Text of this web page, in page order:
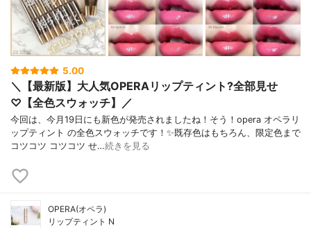
5.00
＼【最新版】大人気OPERAリップティント?全部見せ
♡【全色スウォッチ】／
今回は、今月19日にも新色が発売されましたね！そう！opera オペラリ
ップティント の全色スウォッチです！✨既存色はもちろん、限定色まで
コツコツ コツコツ せ…続きを見る
OPERA(オペラ)
リップティント N